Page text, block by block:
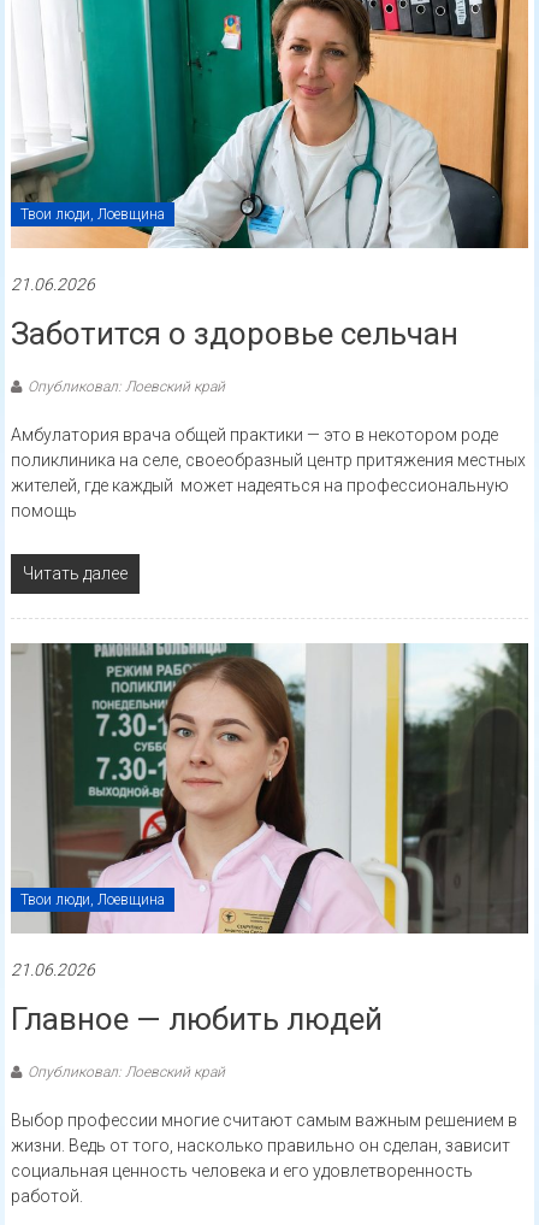
Твои люди, Лоевщина
21.06.2026
Заботится о здоровье сельчан
Опубликовал: Лоевский край
Амбулатория врача общей практики — это в некотором роде
поликлиника на селе, своеобразный центр притяжения местных
жителей, где каждый может надеяться на профессиональную
помощь
Читать далее
Твои люди, Лоевщина
21.06.2026
Главное — любить людей
Опубликовал: Лоевский край
Выбор профессии многие считают самым важным решением в
жизни. Ведь от того, насколько правильно он сделан, зависит
социальная ценность человека и его удовлетворенность
работой.